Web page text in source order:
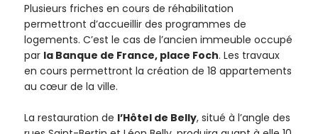
Plusieurs friches en cours de réhabilitation
permettront d’accueillir des programmes de
logements. C’est le cas de l’ancien immeuble occupé
par la Banque de France, place Foch. Les travaux
en cours permettront la création de 18 appartements
au cœur de la ville.
La restauration de l’Hôtel de Belly, situé à l’angle des